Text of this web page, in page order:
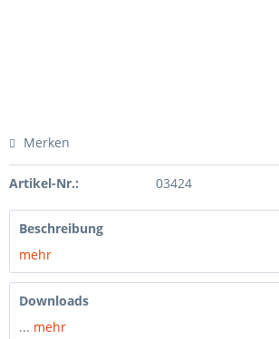
Merken
Artikel-Nr.: 03424
Beschreibung
mehr
Downloads
... mehr